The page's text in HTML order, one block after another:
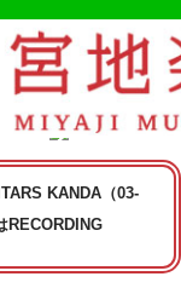
KANDA（03-
RECORDING